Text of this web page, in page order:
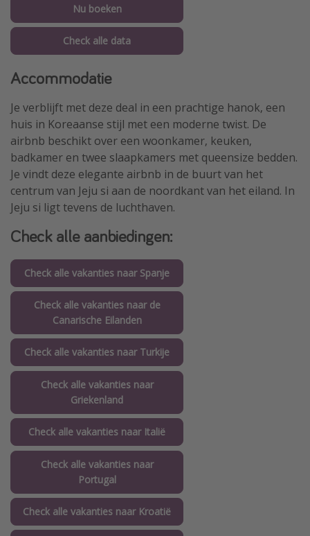
Nu boeken
Check alle data
Accommodatie
Je verblijft met deze deal in een prachtige hanok, een
huis in Koreaanse stijl met een moderne twist. De
airbnb beschikt over een woonkamer, keuken,
badkamer en twee slaapkamers met queensize bedden.
Je vindt deze elegante airbnb in de buurt van het
centrum van Jeju si aan de noordkant van het eiland. In
Jeju si ligt tevens de luchthaven.
Check alle aanbiedingen:
Check alle vakanties naar Spanje
Check alle vakanties naar de
Canarische Eilanden
Check alle vakanties naar Turkije
Check alle vakanties naar
Griekenland
Check alle vakanties naar Italië
Check alle vakanties naar
Portugal
Check alle vakanties naar Kroatië